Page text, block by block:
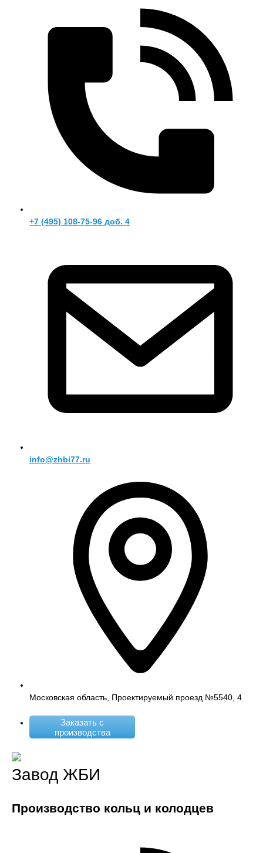
+7 (495) 108-75-96 доб. 4
info@zhbi77.ru
Московская область, Проектируемый проезд №5540, 4
Заказать с
производства
Завод ЖБИ
Производство кольц и колодцев